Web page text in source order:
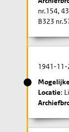
nr.154,
B323
1941-11-
Locatie: